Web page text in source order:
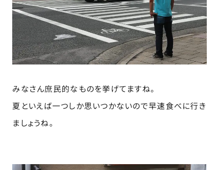
みなさん庶民的なものを挙げてますね。
夏といえば一つしか思いつかないので早速食べに行き
ましょうね。